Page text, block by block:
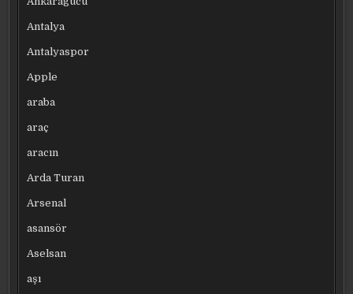
Antalya
Antalyaspor
Apple
araba
araç
aracın
Arda Turan
Arsenal
asansör
Aselsan
aşı